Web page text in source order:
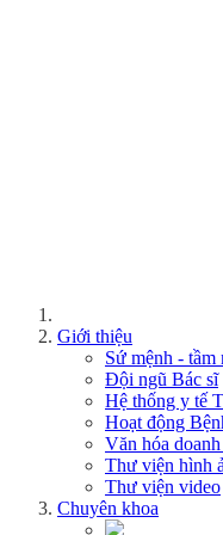
Giới thiệu
Sứ mệnh - tầm
Đội ngũ Bác sĩ
Hệ thống y tế
Hoạt động
Văn hóa
Thư viện hình
Thư viện video
Chuyên khoa